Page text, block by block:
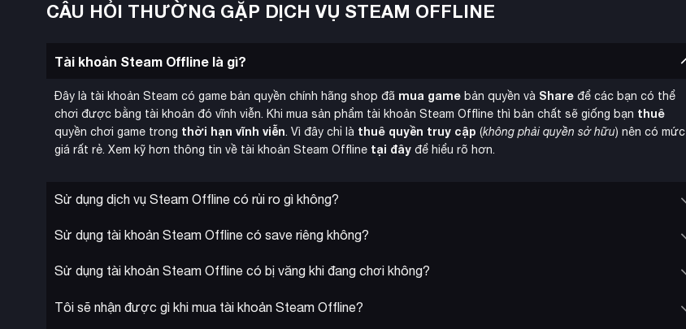
CÂU HỎI THƯỜNG GẶP DỊCH VỤ STEAM OFFLINE
Tài khoản Steam Offline là gì?
Đây là tài khoản Steam có game bản quyền chính hãng shop đã mua game bản quyền và Share để các bạn có thể
chơi được bằng tài khoản đó vĩnh viễn. Khi mua sản phẩm tài khoản Steam Offline thì bản chất sẽ giống bạn thuê
quyền chơi game trong thời hạn vĩnh viễn. Vì đây chỉ là thuê quyền truy cập (không phải quyền sở hữu) nên có mức
giá rất rẻ. Xem kỹ hơn thông tin về tài khoản Steam Offline tại đây để hiểu rõ hơn.
Sử dụng dịch vụ Steam Offline có rủi ro gì không?
Sử dụng tài khoản Steam Offline có save riêng không?
Sử dụng tài khoản Steam Offline có bị văng khi đang chơi không?
Tôi sẽ nhận được gì khi mua tài khoản Steam Offline?